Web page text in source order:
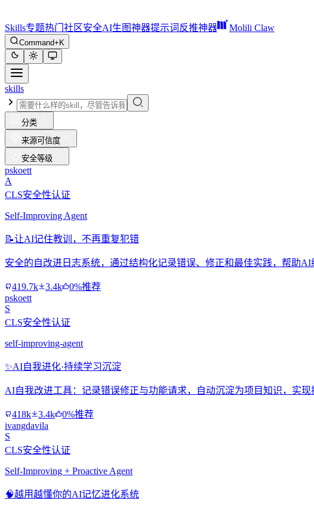
Skills专题热门 社区安全AI生图神器提示词反推神器 Molili Claw
Command+K
skills
分类
来源可信度
安全等级
pskoett
A
CLS安全性认证
Self-Improving Agent
📝让AI记住教训，不再重复犯错
安全的自改进日志系统，通过结构化记录错误、修正和最佳实践，帮助AI
419.7k 3.4k
0%推荐
pskoett
S
CLS安全性认证
self-improving-agent
✨AI自我进化·持续学习沉淀
AI自我改进工具：记录错误修正与功能请求，自动沉淀为项目知识，实现
418k 3.4k
0%推荐
ivangdavila
S
CLS安全性认证
Self-Improving + Proactive Agent
🧠越用越懂你的AI记忆进化系统